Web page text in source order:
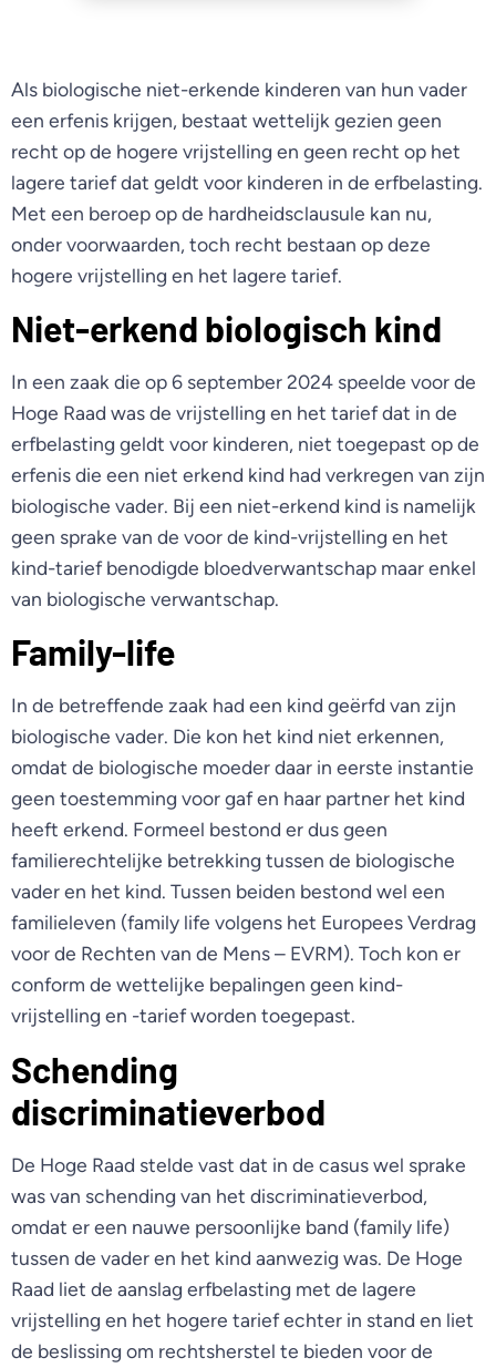
Als biologische niet-erkende kinderen van hun vader
een erfenis krijgen, bestaat wettelijk gezien geen
recht op de hogere vrijstelling en geen recht op het
lagere tarief dat geldt voor kinderen in de erfbelasting.
Met een beroep op de hardheidsclausule kan nu,
onder voorwaarden, toch recht bestaan op deze
hogere vrijstelling en het lagere tarief.
Niet-erkend biologisch kind
In een zaak die op 6 september 2024 speelde voor de
Hoge Raad was de vrijstelling en het tarief dat in de
erfbelasting geldt voor kinderen, niet toegepast op de
erfenis die een niet erkend kind had verkregen van zijn
biologische vader. Bij een niet-erkend kind is namelijk
geen sprake van de voor de kind-vrijstelling en het
kind-tarief benodigde bloedverwantschap maar enkel
van biologische verwantschap.
Family-life
In de betreffende zaak had een kind geërfd van zijn
biologische vader. Die kon het kind niet erkennen,
omdat de biologische moeder daar in eerste instantie
geen toestemming voor gaf en haar partner het kind
heeft erkend. Formeel bestond er dus geen
familierechtelijke betrekking tussen de biologische
vader en het kind. Tussen beiden bestond wel een
familieleven (family life volgens het Europees Verdrag
voor de Rechten van de Mens – EVRM). Toch kon er
conform de wettelijke bepalingen geen kind-
vrijstelling en -tarief worden toegepast.
Schending
discriminatieverbod
De Hoge Raad stelde vast dat in de casus wel sprake
was van schending van het discriminatieverbod,
omdat er een nauwe persoonlijke band (family life)
tussen de vader en het kind aanwezig was. De Hoge
Raad liet de aanslag erfbelasting met de lagere
vrijstelling en het hogere tarief echter in stand en liet
de beslissing om rechtsherstel te bieden voor de